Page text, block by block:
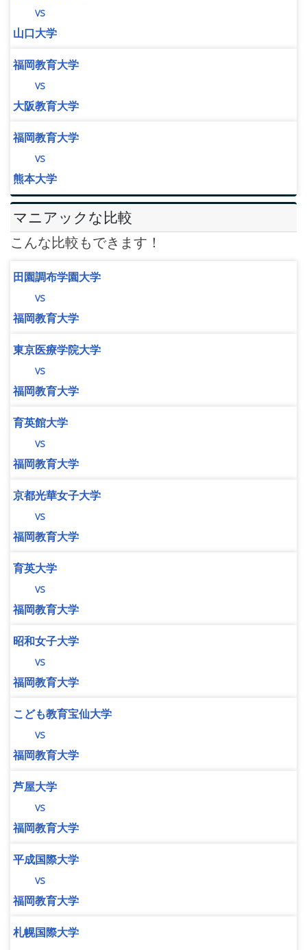
vs
山口大学
福岡教育大学
vs
大阪教育大学
福岡教育大学
vs
熊本大学
マニアックな比較
こんな比較もできます！
田園調布学園大学
vs
福岡教育大学
東京医療学院大学
vs
福岡教育大学
育英館大学
vs
福岡教育大学
京都光華女子大学
vs
福岡教育大学
育英大学
vs
福岡教育大学
昭和女子大学
vs
福岡教育大学
こども教育宝仙大学
vs
福岡教育大学
芦屋大学
vs
福岡教育大学
平成国際大学
vs
福岡教育大学
札幌国際大学